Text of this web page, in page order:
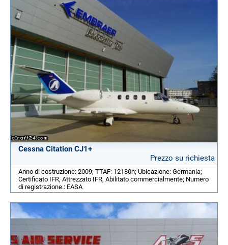
Cessna Citation CJ1+
Prezzo su richiesta
Anno di costruzione: 2009; TTAF: 12180h; Ubicazione: Germania;
Certificato IFR, Attrezzato IFR, Abilitato commercialmente; Numero
di registrazione.: EASA